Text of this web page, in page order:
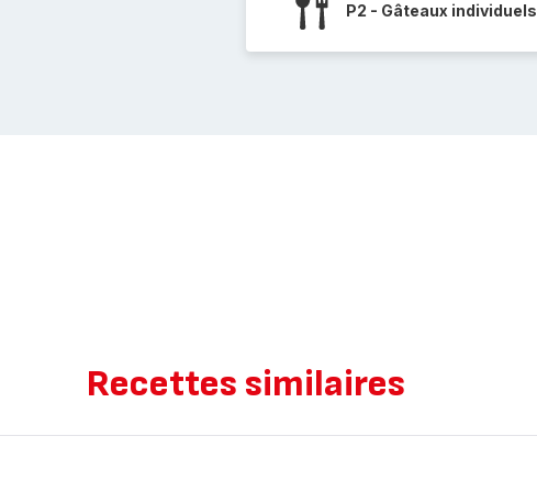
P2 - Gâteaux individuels
Recettes similaires